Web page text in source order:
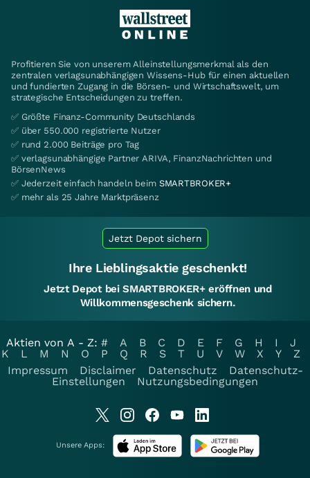
Profitieren Sie von unserem Alleinstellungsmerkmal als den
zentralen verlagsunabhängigen Wissens-Hub für einen aktuellen
und fundierten Zugang in die Börsen- und Wirtschaftswelt, um
strategische Entscheidungen zu treffen.
✅ Größte Finanz-Community Deutschlands
✅ über 550.000 registrierte Nutzer
✅ rund 2.000 Beiträge pro Tag
✅ verlagsunabhängige Partner ARIVA, FinanzNachrichten und
BörsenNews
✅ Jederzeit einfach handeln beim SMARTBROKER+
✅ mehr als 25 Jahre Marktpräsenz
Jetzt Depot sichern
Ihre Lieblingsaktie geschenkt!
Jetzt Depot bei SMARTBROKER+ eröffnen und
Willkommensgeschenk sichern.
Aktien von A - Z: # A B C D E F G H I
J
K
L M N O P Q R S T U V W X Y
Z
Impressum
Disclaimer Datenschutz
Datenschutz-
Einstellungen
Nutzungsbedingungen
Unsere Apps: